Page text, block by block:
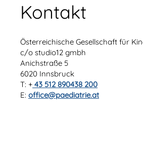
Kontakt
Österreichische Gesellschaft für
c/o studio12 gmbh
Anichstraße 5
6020 Innsbruck
T: + 43 512 890438 200
E: office@paediatrie.at